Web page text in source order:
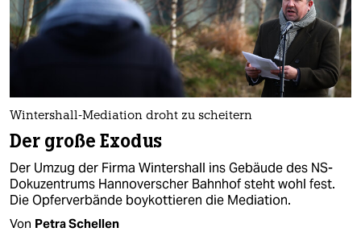
Wintershall-Mediation droht zu scheitern
Der große Exodus
Der Umzug der Firma Wintershall ins Gebäude des NS-
Dokuzentrums Hannoverscher Bahnhof steht wohl fest.
Die Opferverbände boykottieren die Mediation.
Von Petra Schellen